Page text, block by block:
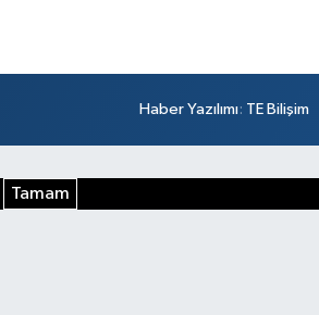
Haber Yazılımı: TE Bilişim
Tamam